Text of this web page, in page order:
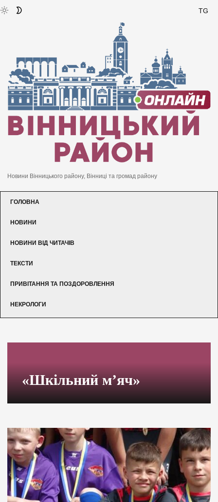
TG
Новини Вінницького району, Вінниці та громад району
ГОЛОВНА
НОВИНИ
НОВИНИ ВІД ЧИТАЧІВ
ТЕКСТИ
ПРИВІТАННЯ ТА ПОЗДОРОВЛЕННЯ
НЕКРОЛОГИ
«Шкільний м’яч»